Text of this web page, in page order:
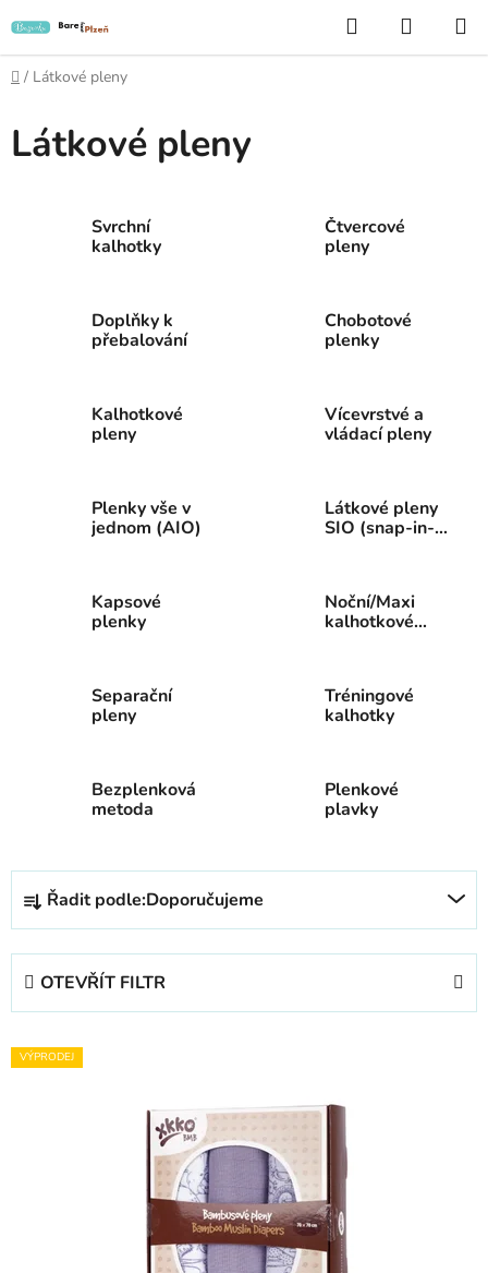
na
obsah
Hledat
KOŠÍK
Domů
/ Látkové pleny
Látkové pleny
Svrchní
kalhotky
Čtvercové
pleny
Doplňky k
přebalování
Chobotové
plenky
Kalhotkové
pleny
Vícevrstvé a
vládací pleny
Plenky vše v
jednom (AIO)
Látkové pleny
SIO (snap-in-
Kapsové
plenky
Noční/Maxi
kalhotkové
Separační
pleny
Tréningové
kalhotky
Bezplenková
metoda
Plenkové
plavky
Ř
z
p
Řadit podle:Doporučujeme
OTEVŘÍT FILTR
V
ý
VÝPRODEJ